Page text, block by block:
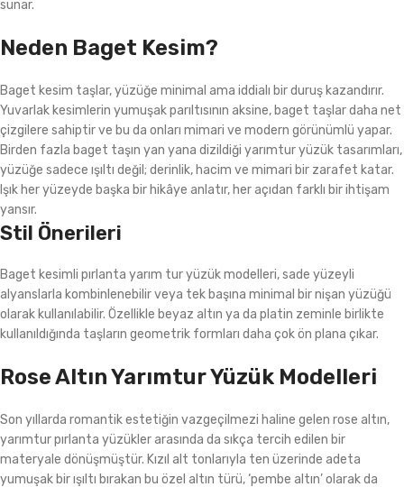
sunar.
Neden Baget Kesim?
Baget kesim taşlar, yüzüğe minimal ama iddialı bir duruş kazandırır.
Yuvarlak kesimlerin yumuşak parıltısının aksine, baget taşlar daha net
çizgilere sahiptir ve bu da onları mimari ve modern görünümlü yapar.
Birden fazla baget taşın yan yana dizildiği yarımtur yüzük tasarımları,
yüzüğe sadece ışıltı değil; derinlik, hacim ve mimari bir zarafet katar.
Işık her yüzeyde başka bir hikâye anlatır, her açıdan farklı bir ihtişam
yansır.
Stil Önerileri
Baget kesimli pırlanta yarım tur yüzük modelleri, sade yüzeyli
alyanslarla kombinlenebilir veya tek başına minimal bir nişan yüzüğü
olarak kullanılabilir. Özellikle beyaz altın ya da platin zeminle birlikte
kullanıldığında taşların geometrik formları daha çok ön plana çıkar.
Rose Altın Yarımtur Yüzük Modelleri
Son yıllarda romantik estetiğin vazgeçilmezi haline gelen rose altın,
yarımtur pırlanta yüzükler arasında da sıkça tercih edilen bir
materyale dönüşmüştür. Kızıl alt tonlarıyla ten üzerinde adeta
yumuşak bir ışıltı bırakan bu özel altın türü, ‘pembe altın’ olarak da